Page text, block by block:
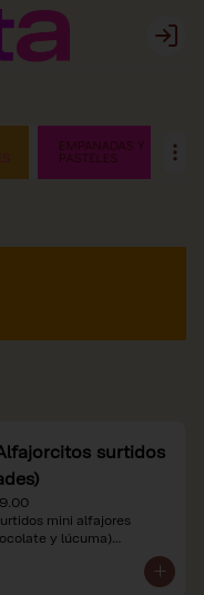
Login
surtidos
mini alfajores
y lúcuma)
están expresados en